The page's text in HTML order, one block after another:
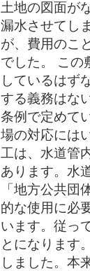
土地の図面が
漏水させてし
が、費用のこ
でした。 この
しているはず
する義務はな
条例で定めて
場の対応には
工は、水道管
あります。水
「地方公共
的な使用に必
います。従っ
とになります
しました。本